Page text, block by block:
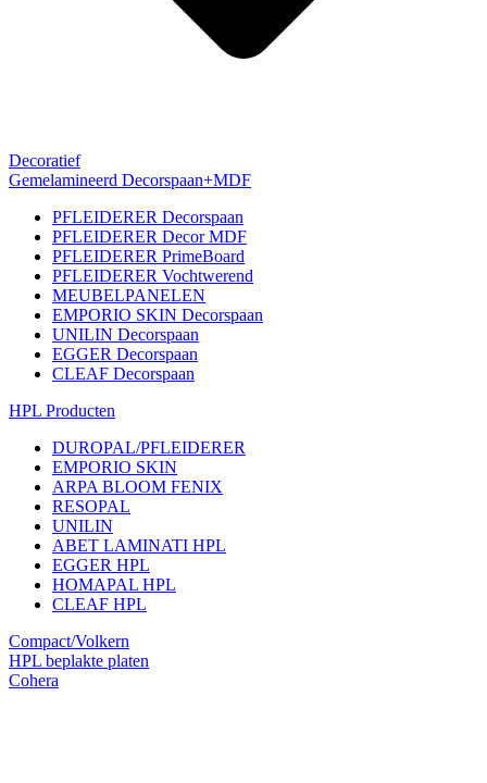
Decoratief
Gemelamineerd Decorspaan+MDF
PFLEIDERER Decorspaan
PFLEIDERER Decor MDF
PFLEIDERER PrimeBoard
PFLEIDERER Vochtwerend
MEUBELPANELEN
EMPORIO SKIN Decorspaan
UNILIN Decorspaan
EGGER Decorspaan
CLEAF Decorspaan
HPL Producten
DUROPAL/PFLEIDERER
EMPORIO SKIN
ARPA BLOOM FENIX
RESOPAL
UNILIN
ABET LAMINATI HPL
EGGER HPL
HOMAPAL HPL
CLEAF HPL
Compact/Volkern
HPL beplakte platen
Cohera